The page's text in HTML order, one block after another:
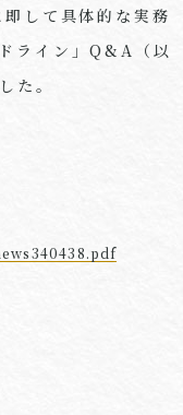
して具体的な実務
ライン」Q&A（以
た。